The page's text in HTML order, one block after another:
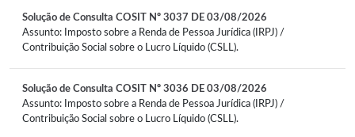
Solução de Consulta COSIT Nº 3037 DE 03/08/2026
Assunto: Imposto sobre a Renda de Pessoa Jurídica (IRPJ) /
Contribuição Social sobre o Lucro Líquido (CSLL).
Solução de Consulta COSIT Nº 3036 DE 03/08/2026
Assunto: Imposto sobre a Renda de Pessoa Jurídica (IRPJ) /
Contribuição Social sobre o Lucro Líquido (CSLL).